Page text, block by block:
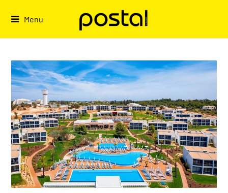
Menu